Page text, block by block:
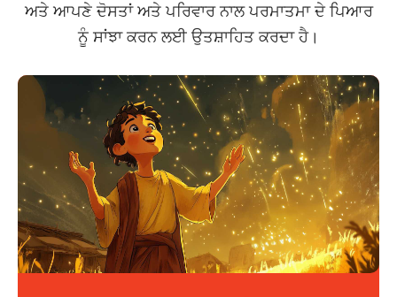
ਅਤੇ ਆਪਣੇ ਦੋਸਤਾਂ ਅਤੇ ਪਰਿਵਾਰ ਨਾਲ ਪਰਮਾਤਮਾ ਦੇ ਪਿਆਰ
ਨੂੰ ਸਾਂਝਾ ਕਰਨ ਲਈ ਉਤਸ਼ਾਹਿਤ ਕਰਦਾ ਹੈ।